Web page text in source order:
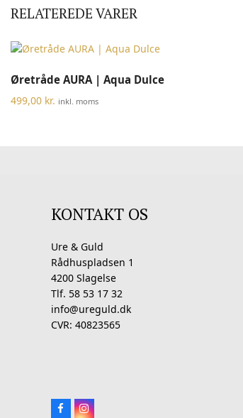
RELATEREDE VARER
Øretråde AURA | Aqua Dulce
499,00 kr. inkl. moms
KONTAKT OS
Ure & Guld
Rådhuspladsen 1
4200 Slagelse
Tlf. 58 53 17 32
info@ureguld.dk
CVR: 40823565
FacebookInstagram